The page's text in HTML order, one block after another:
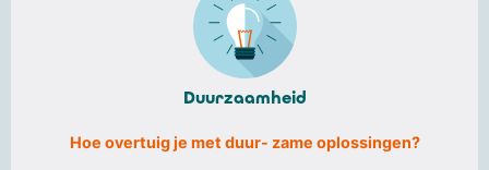
Duurzaamheid
Hoe overtuig je met duur- zame oplossingen?